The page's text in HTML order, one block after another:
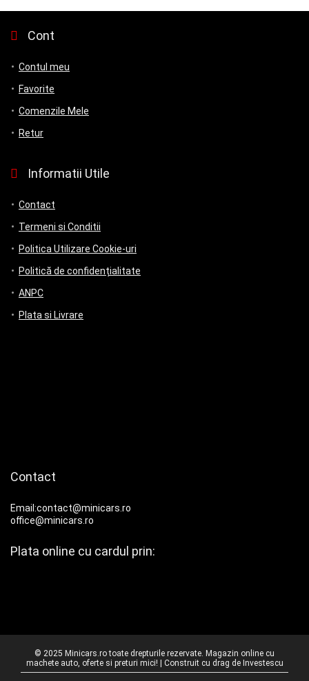
Cont
Contul meu
Favorite
Comenzile Mele
Retur
Informatii Utile
Contact
Termeni si Conditii
Politica Utilizare Cookie-uri
Politică de confidențialitate
ANPC
Plata si Livrare
Contact
Email:contact@minicars.ro
office@minicars.ro
Plata online cu cardul prin:
© 2025 Minicars.ro toate drepturile rezervate. Magazin online cu
machete auto, oferte si preturi mici! | Construit cu drag de Investescu